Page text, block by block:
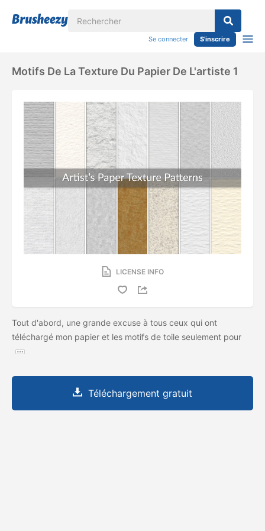
Se connecter S'inscrire
Motifs De La Texture Du Papier De L'artiste 1
LICENSE INFO
Tout d'abord, une grande excuse à tous ceux qui ont
téléchargé mon papier et les motifs de toile seulement pour
Téléchargement gratuit